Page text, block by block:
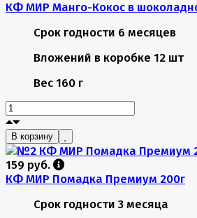
КФ МИР Манго-Кокос в
Срок годности 6 месяцев
Вложений в коробке 12 шт
Вес 160 г
В корзину
159 руб.
КФ МИР Помадка Премиум 200г
Срок годности 3 месяца